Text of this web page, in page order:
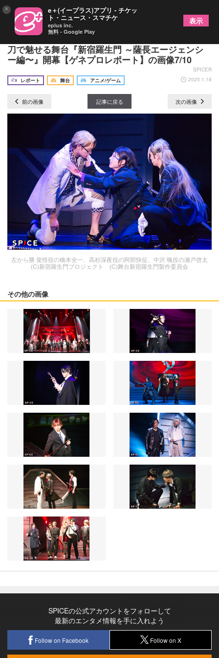
日向野祥がパワーアップに手応え！ スーツ×日本
刀で魅せる舞台『新宿羅生門 ～薩長エージェンシ
ー編〜』開幕【ゲネプロレポート】の画像7/10
SPICER
レポート
舞台 アニメ/ゲーム 2025.1.18
前の画像 記事に戻る 次の画像
左から勝 覚悟役の橋本全一、高杉深夜役の阿部快征、中沢 颯役の瀬戸啓太
(C)新宿羅生門プロジェクト (C)舞台新宿羅生門製作委員会
その他の画像
SPICEの公式アカウントをフォローして
最新のエンタメ情報を手に入れよう
Follow on Facebook Follow on X
× e＋(イープラス)アプリ - チケッ
ト・ニュース・スマチケ
eplus inc.
無料 - Google Play
表示